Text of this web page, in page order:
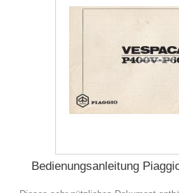
Bedienungsanleitung